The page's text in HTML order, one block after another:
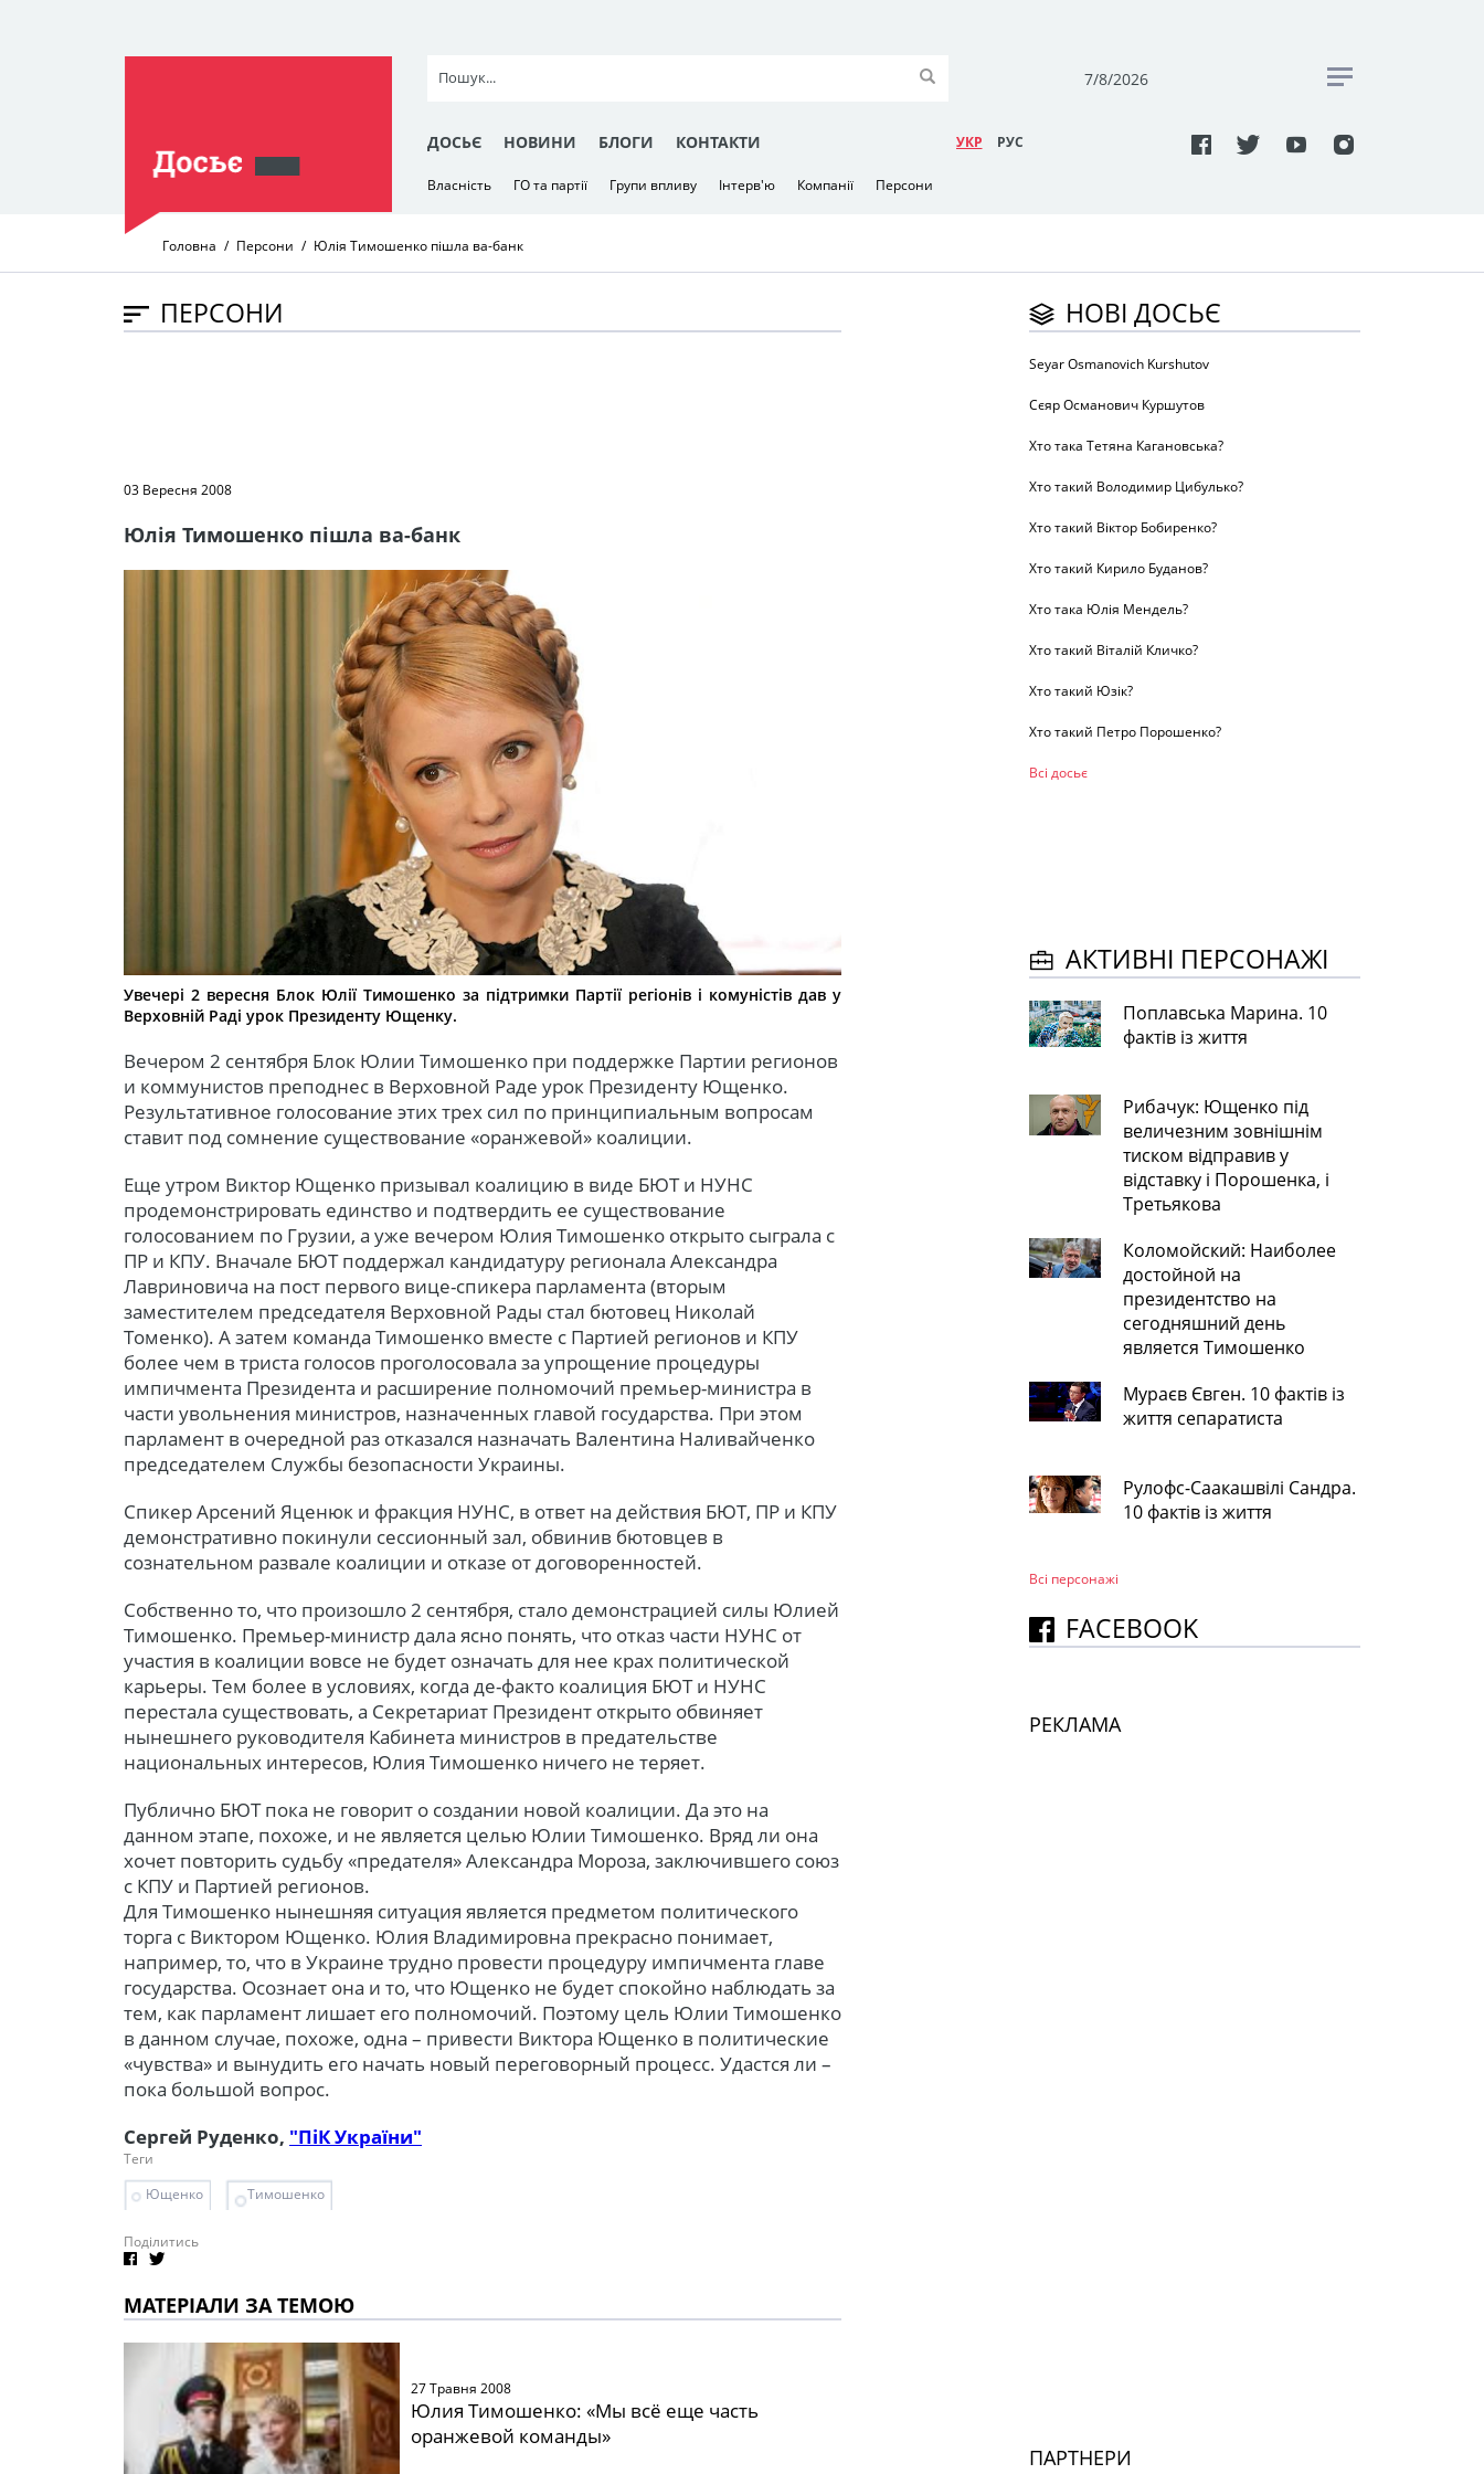
7/8/2026
ДОСЬЄ НОВИНИ БЛОГИ КОНТАКТИ УКР РУC
Власність ГО та партії Групи впливу Інтерв'ю Компанії Персони
Головна Персони Юлія Тимошенко пішла ва-банк
ПЕРСОНИ
03 Вересня 2008
Юлія Тимошенко пішла ва-банк
Увечері 2 вересня Блок Юлії Тимошенко за підтримки Партії регіонів і комуністів дав у
Верховній Раді урок Президенту Ющенку.
Вечером 2 сентября Блок Юлии Тимошенко при поддержке Партии регионов
и коммунистов преподнес в Верховной Раде урок Президенту Ющенко.
Результативное голосование этих трех сил по принципиальным вопросам
ставит под сомнение существование «оранжевой» коалиции.
Еще утром Виктор Ющенко призывал коалицию в виде БЮТ и НУНС
продемонстрировать единство и подтвердить ее существование
голосованием по Грузии, а уже вечером Юлия Тимошенко открыто сыграла с
ПР и КПУ. Вначале БЮТ поддержал кандидатуру регионала Александра
Лавриновича на пост первого вице-спикера парламента (вторым
заместителем председателя Верховной Рады стал бютовец Николай
Томенко). А затем команда Тимошенко вместе с Партией регионов и КПУ
более чем в триста голосов проголосовала за упрощение процедуры
импичмента Президента и расширение полномочий премьер-министра в
части увольнения министров, назначенных главой государства. При этом
парламент в очередной раз отказался назначать Валентина Наливайченко
председателем Службы безопасности Украины.
Спикер Арсений Яценюк и фракция НУНС, в ответ на действия БЮТ, ПР и КПУ
демонстративно покинули сессионный зал, обвинив бютовцев в
сознательном развале коалиции и отказе от договоренностей.
Собственно то, что произошло 2 сентября, стало демонстрацией силы Юлией
Тимошенко. Премьер-министр дала ясно понять, что отказ части НУНС от
участия в коалиции вовсе не будет означать для нее крах политической
карьеры. Тем более в условиях, когда де-факто коалиция БЮТ и НУНС
перестала существовать, а Секретариат Президент открыто обвиняет
нынешнего руководителя Кабинета министров в предательстве
национальных интересов, Юлия Тимошенко ничего не теряет.
Публично БЮТ пока не говорит о создании новой коалиции. Да это на
данном этапе, похоже, и не является целью Юлии Тимошенко. Вряд ли она
хочет повторить судьбу «предателя» Александра Мороза, заключившего союз
с КПУ и Партией регионов.
Для Тимошенко нынешняя ситуация является предметом политического
торга с Виктором Ющенко. Юлия Владимировна прекрасно понимает,
например, то, что в Украине трудно провести процедуру импичмента главе
государства. Осознает она и то, что Ющенко не будет спокойно наблюдать за
тем, как парламент лишает его полномочий. Поэтому цель Юлии Тимошенко
в данном случае, похоже, одна – привести Виктора Ющенко в политические
«чувства» и вынудить его начать новый переговорный процесс. Удастся ли –
пока большой вопрос.
Сергей Руденко, "ПіК України"
Теги
Ющенко
Тимошенко
Поділитись
МАТЕРІАЛИ ЗА ТЕМОЮ
27 Травня 2008
Юлия Тимошенко: «Мы всё еще часть
оранжевой команды»
НОВІ ДОСЬЄ
Seyar Osmanovich Kurshutov
Сєяр Османович Куршутов
Хто така Тетяна Кагановська?
Хто такий Володимир Цибулько?
Хто такий Віктор Бобиренко?
Хто такий Кирило Буданов?
Хто така Юлія Мендель?
Хто такий Віталій Кличко?
Хто такий Юзік?
Хто такий Петро Порошенко?
Всі досьє
АКТИВНІ ПЕРСОНАЖІ
Поплавська Марина. 10
фактів із життя
Рибачук: Ющенко під
величезним зовнішнім
тиском відправив у
відставку і Порошенка, і
Третьякова
Коломойский: Наиболее
достойной на
президентство на
сегодняшний день
является Тимошенко
Мураєв Євген. 10 фактів із
життя сепаратиста
Рулофс-Саакашвілі Сандра.
10 фактів із життя
Всі персонажi
FACEBOOK
РЕКЛАМА
ПАРТНЕРИ